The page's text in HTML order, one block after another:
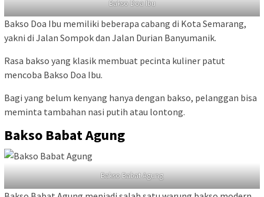
Bakso Doa Ibu
Bakso Doa Ibu memiliki beberapa cabang di Kota Semarang,
yakni di Jalan Sompok dan Jalan Durian Banyumanik.
Rasa bakso yang klasik membuat pecinta kuliner patut
mencoba Bakso Doa Ibu.
Bagi yang belum kenyang hanya dengan bakso, pelanggan bisa
meminta tambahan nasi putih atau lontong.
Bakso Babat Agung
Bakso Babat Agung